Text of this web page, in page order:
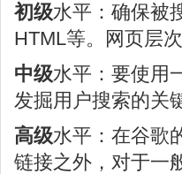
初级水平：确保被
HTML等。网页层
中级水平：要使用
发掘用户搜索的关
高级水平：在谷歌
链接之外，对于一